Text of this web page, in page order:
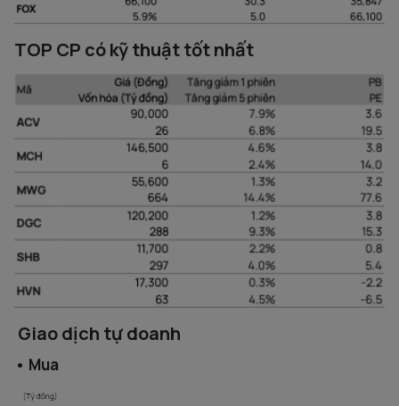
TOP CP có kỹ thuật tốt nhất
Giao dịch tự doanh
• Mua